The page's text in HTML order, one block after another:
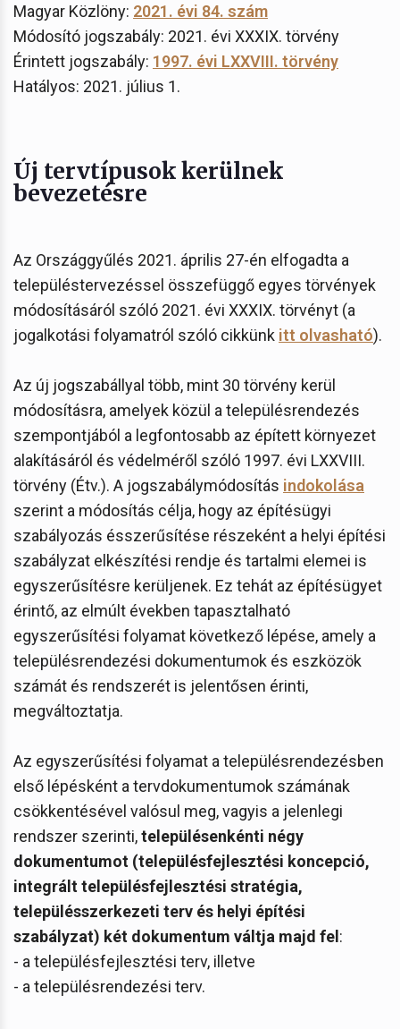
Magyar Közlöny: 2021. évi 84. szám
Módosító jogszabály: 2021. évi XXXIX. törvény
Érintett jogszabály: 1997. évi LXXVIII. törvény
Hatályos: 2021. július 1.
Új tervtípusok kerülnek
bevezetésre
Az Országgyűlés 2021. április 27-én elfogadta a
településtervezéssel összefüggő egyes törvények
módosításáról szóló 2021. évi XXXIX. törvényt (a
jogalkotási folyamatról szóló cikkünk itt olvasható).
Az új jogszabállyal több, mint 30 törvény kerül
módosításra, amelyek közül a településrendezés
szempontjából a legfontosabb az épített környezet
alakításáról és védelméről szóló 1997. évi LXXVIII.
törvény (Étv.). A jogszabálymódosítás indokolása
szerint a módosítás célja, hogy az építésügyi
szabályozás ésszerűsítése részeként a helyi építési
szabályzat elkészítési rendje és tartalmi elemei is
egyszerűsítésre kerüljenek. Ez tehát az építésügyet
érintő, az elmúlt években tapasztalható
egyszerűsítési folyamat következő lépése, amely a
településrendezési dokumentumok és eszközök
számát és rendszerét is jelentősen érinti,
megváltoztatja.
Az egyszerűsítési folyamat a településrendezésben
első lépésként a tervdokumentumok számának
csökkentésével valósul meg, vagyis a jelenlegi
rendszer szerinti,településenkénti négy
dokumentumot (településfejlesztési koncepció,
integrált településfejlesztési stratégia,
településszerkezeti terv és helyi építési
szabályzat) két dokumentum váltja majd fel:
- a településfejlesztési terv, illetve
- a településrendezési terv.